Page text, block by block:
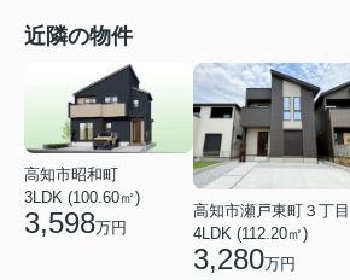
近隣の物件
高知市昭和町
3LDK (100.60㎡)
3,598万円
高知市瀬戸東町３丁目
4LDK (112.20㎡)
3,280万円